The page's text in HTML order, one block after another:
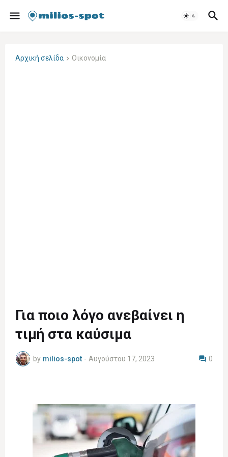
Αρχική σελίδα Οικονομία
Για ποιο λόγο ανεβαίνει η
τιμή στα καύσιμα
by milios-spot - Αυγούστου 17, 2023 0